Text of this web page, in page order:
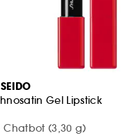
Gel Lipstick
Chatbot (3,30 g)